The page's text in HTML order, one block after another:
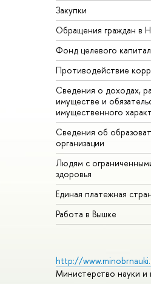
Закупки
Обращения граждан в
Фонд целевого
Противодействие
Сведения о доходах,
имуществе и
имущественного
Сведения об
организации
Людям с
здоровья
Единая платежная
Работа в Вышке
http://
Министерство науки и